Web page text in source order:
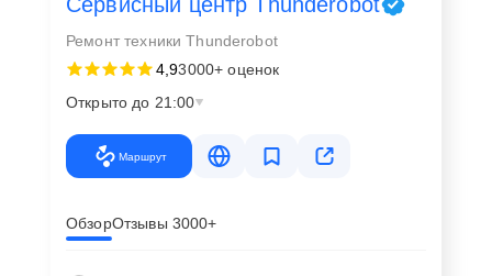
Ремонт техники Thunderobot
4,93000+ оценок
Открыто до 21:00
Маршрут
ОбзорОтзывы 3000+